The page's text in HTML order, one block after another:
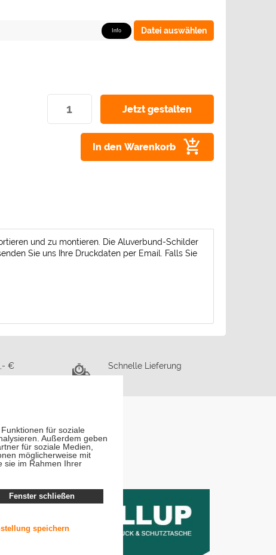
Info Datei auswählen
In den Warenkorb
und zu montieren. Die Aluverbund-Schilder
Sie uns Ihre Druckdaten per Email. Falls Sie
€ Schnelle Lieferung